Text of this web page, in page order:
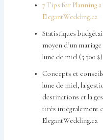
7 Tips for Planning
ElegantWedding.ca
Statistiques
moyen d’un
lune de miel (5 300
Concepts et
lune de miel, la
destinations et la
tirés intégralement
ElegantWedding.ca